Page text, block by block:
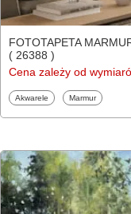
FOTOTAPETA
( 26388 )
Cena zależy od
Fototapety
Akwarele Fototapety
Marmur